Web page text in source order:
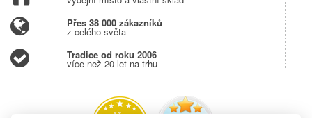
Přes 38 000 zákazníků
z celého světa
Tradice od roku 2006
více než 20 let na trhu